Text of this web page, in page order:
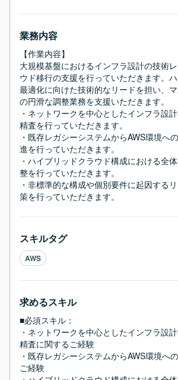
業務内容
【作業内容】
大規模基盤におけるインフラ設計の技術
ウド移行の支援を行っていただきます。
最適化に向けた技術的なリードを担い、
の円滑な調整業務を支援いただきます。
・ネットワークを中心としたインフラ設
精査を行っていただきます。
・既存レガシーシステムからAWS環境へ
進を行っていただきます。
・ハイブリッドクラウド構成における全
整を行っていただきます。
・非標準的な構成や個別要件に起因する
策を行っていただきます。
スキルタグ
AWS
求めるスキル
■必須スキル：
・ネットワークを中心としたインフラ設
精査に関するご経験
・既存レガシーシステムからAWS環境へ
ご経験